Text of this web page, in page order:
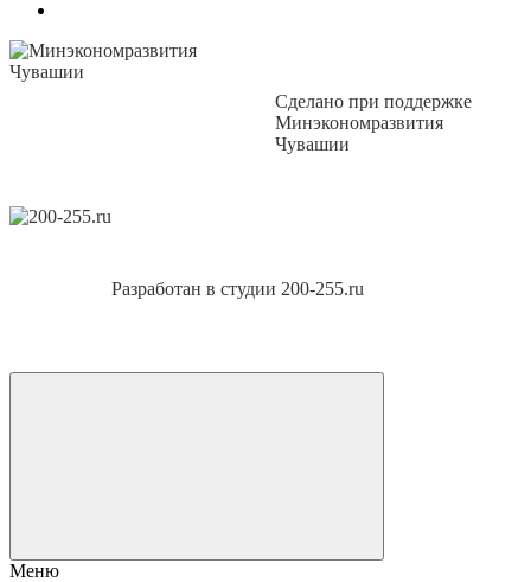
Сделано при поддержке
Минэкономразвития
Чувашии
Разработан в студии 200-255.ru
Меню